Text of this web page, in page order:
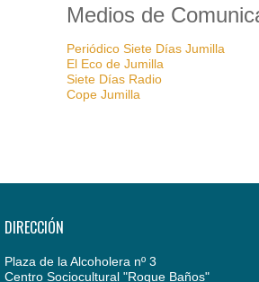
Medios de
Periódico Siete Días Jumilla
El Eco de Jumilla
Siete Días Radio
Cope Jumilla
DIRECCIÓN
Plaza de la Alcoholera nº 3
Centro Sociocultural "Roque Baños"